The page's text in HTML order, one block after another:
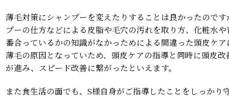
薄毛対策にシャンプーを変えたりすることは良かったので
プーの仕方などによる皮脂や毛穴の汚れを取り方、化粧水
番合っているかの知識がなかっためによる間違った頭皮ケ
薄毛の原因となっていため、頭皮ケアの指導と同時に頭皮
が進み、スピード改善に繋がったといえます。
また食生活の面でも、S様自身がご指導したことをしっかり